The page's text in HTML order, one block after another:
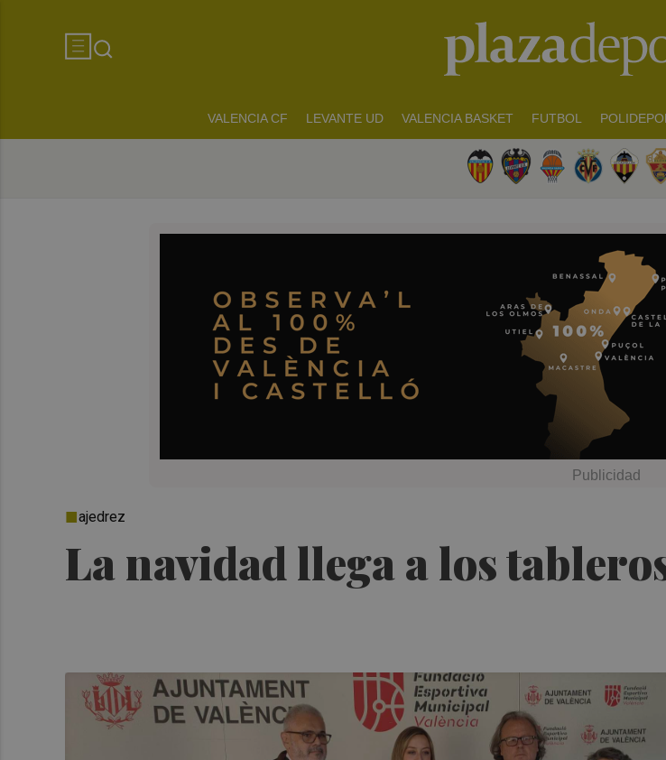
VALENCIA CF LEVANTE UD VALENCIA BASKET FUTBOL
La navidad llega a los
ajedrez